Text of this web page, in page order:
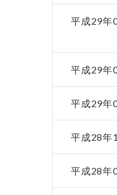
平成29年
平成29年
平成29年
平成28年
平成28年